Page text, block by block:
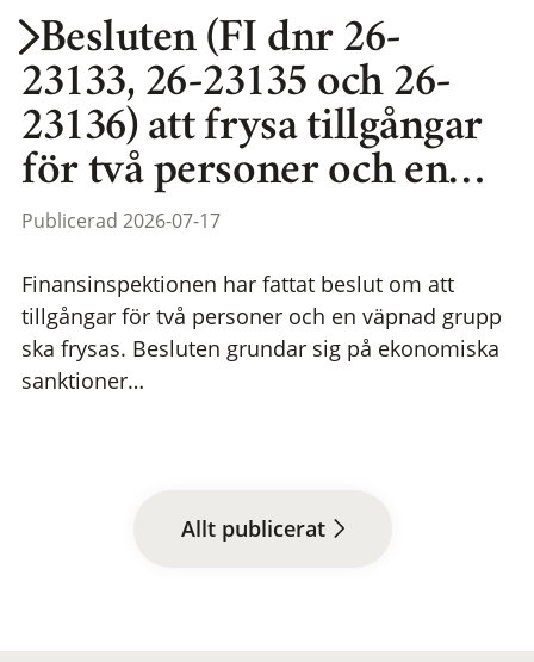
Besluten (FI dnr 26-
23133, 26-23135 och 26-
23136) att frysa tillgångar
för två personer och en…
Publicerad 2026-07-17
Finansinspektionen har fattat beslut om att
tillgångar för två personer och en väpnad grupp
ska frysas. Besluten grundar sig på ekonomiska
sanktioner…
Allt publicerat